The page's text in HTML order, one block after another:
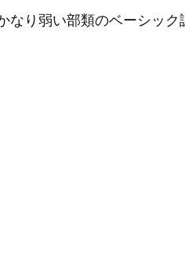
なり弱い部類のベーシッ